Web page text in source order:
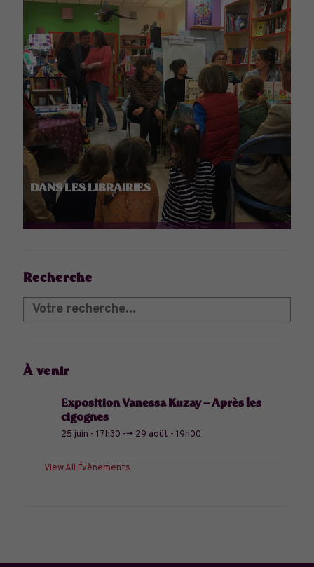
DANS LES LIBRAIRIES
Recherche
À venir
Exposition Vanessa Kuzay – Après les
cigognes
25 juin - 17h30 --> 29 août - 19h00
View All Évènements